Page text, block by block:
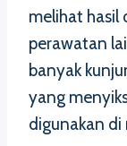
melihat hasil
perawatan
banyak
yang
digunakan di